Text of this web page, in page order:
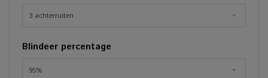
3 achterruiten
Blindeer percentage
95%